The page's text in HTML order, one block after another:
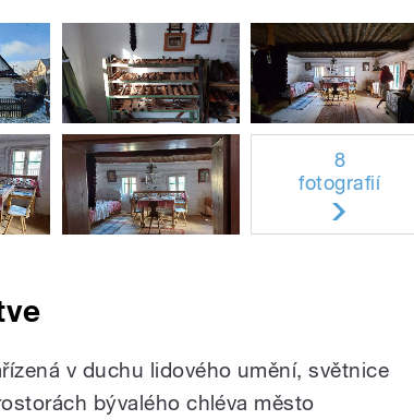
8
fotografií
v duchu lidového umění, světnice
bývalého chléva město